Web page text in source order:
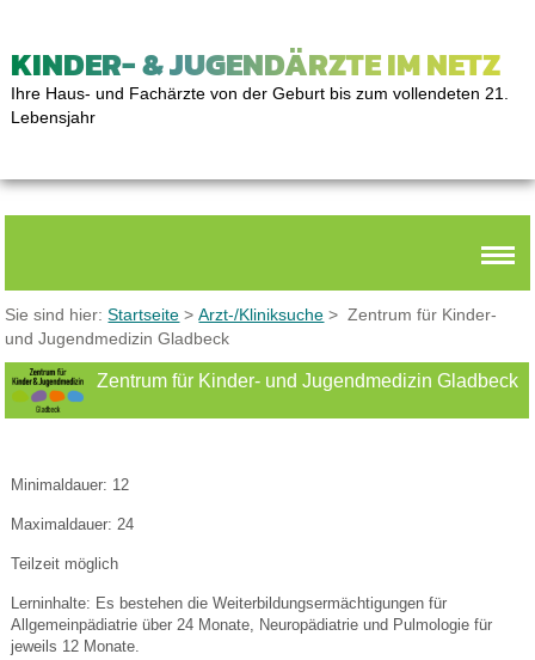
KINDER- & JUGENDÄRZTE IM NETZ
Ihre Haus- und Fachärzte von der Geburt bis zum vollendeten 21.
Lebensjahr
Sie sind hier:Startseite >Arzt-/Kliniksuche > Zentrum für Kinder-
und Jugendmedizin Gladbeck
Zentrum für Kinder- und Jugendmedizin Gladbeck
Minimaldauer: 12
Maximaldauer: 24
Teilzeit möglich
Lerninhalte: Es bestehen die Weiterbildungsermächtigungen für
Allgemeinpädiatrie über 24 Monate, Neuropädiatrie und Pulmologie für
jeweils 12 Monate.